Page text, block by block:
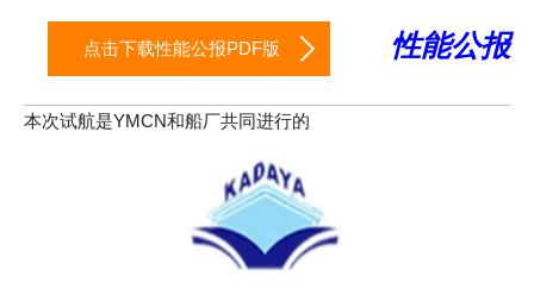
点击下载性能公报PDF版 性能公报
本次试航是YMCN和船厂共同进行的